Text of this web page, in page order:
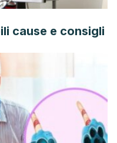
cause e consigli